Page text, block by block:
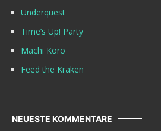
Underquest
Time’s Up! Party
Machi Koro
Feed the Kraken
NEUESTE KOMMENTARE